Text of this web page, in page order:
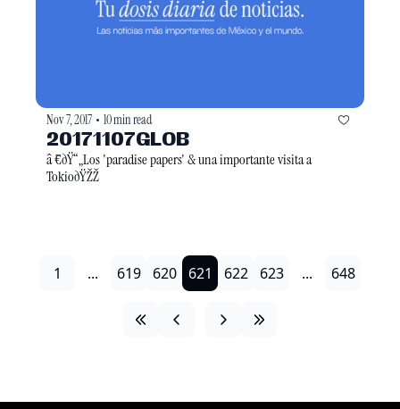
Nov 7, 2017 • 10 min read
20171107GLOB
â ̃€ðŸ“„Los 'paradise papers' & una importante visita a
TokioðŸŽŽ
1 ... 619 620 621 622 623 ... 648